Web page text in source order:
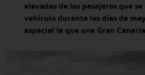
elevadas de los pasajeros que
vehículo durante los días de
especial la que une Gran